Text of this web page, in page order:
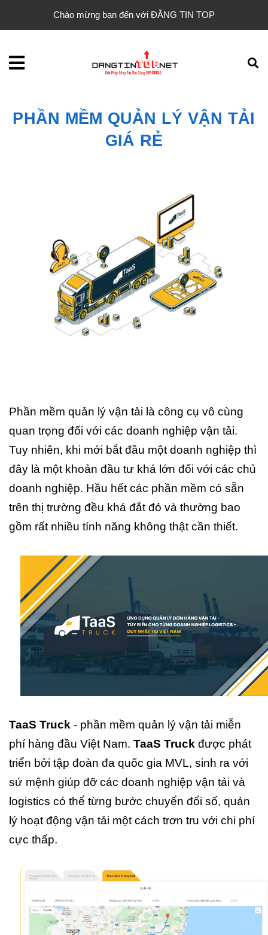
Chào mừng bạn đến với ĐĂNG TIN TOP
PHẦN MỀM QUẢN LÝ VẬN TẢI
GIÁ RẺ
Phần mềm quản lý vận tải là công cụ vô cùng
quan trọng đối với các doanh nghiệp vận tải.
Tuy nhiên, khi mới bắt đầu một doanh nghiệp thì
đây là một khoản đầu tư khá lớn đối với các chủ
doanh nghiệp. Hầu hết các phần mềm có sẵn
trên thị trường đều khá đắt đỏ và thường bao
gồm rất nhiều tính năng không thật cần thiết.
TaaS Truck - phần mềm quản lý vận tải miễn
phí hàng đầu Việt Nam. TaaS Truck được phát
triển bởi tập đoàn đa quốc gia MVL, sinh ra với
sứ mệnh giúp đỡ các doanh nghiệp vận tải và
logistics có thể từng bước chuyển đổi số, quản
lý hoạt động vận tải một cách trơn tru với chi phí
cực thấp.